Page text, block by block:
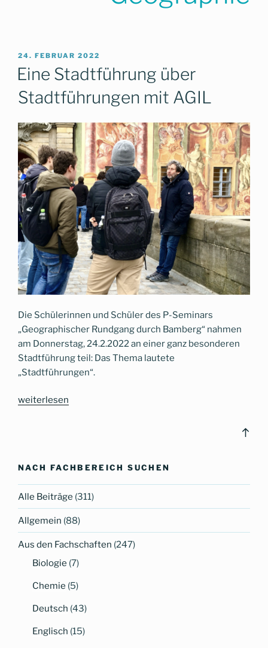
VERÖFFENTLICHT
AM
24. FEBRUAR 2022
Eine Stadtführung über
Stadtführungen mit AGIL
Die Schülerinnen und Schüler des P-Seminars
„Geographischer Rundgang durch Bamberg“ nahmen
am Donnerstag, 24.2.2022 an einer ganz besonderen
Stadtführung teil: Das Thema lautete
„Stadtführungen“.
„Eine
AGIL“
weiterlesen
NACH FACHBEREICH SUCHEN
Alle Beiträge (311)
Allgemein (88)
Aus den Fachschaften (247)
Biologie (7)
Chemie (5)
Deutsch (43)
Englisch (15)